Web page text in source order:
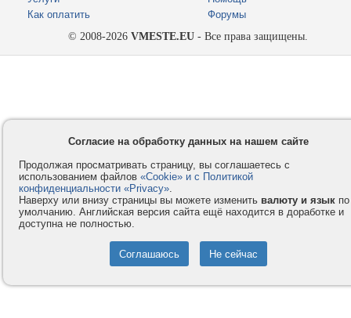
Как оплатить
Форумы
© 2008-2026 VMESTE.EU - Все права защищены.
Согласие на обработку данных на нашем сайте
Продолжая просматривать страницу, вы соглашаетесь с
использованием файлов «Cookie» и с Политикой
конфиденциальности «Privacy».
Наверху или внизу страницы вы можете изменить валюту и язык по
умолчанию. Английская версия сайта ещё находится в доработке и
доступна не полностью.